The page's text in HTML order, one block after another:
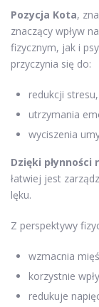
Pozycja Kota,
znaczący wpływ
fizycznym, jak i
przyczynia się do:
redukcji stresu,
utrzymania
wyciszenia
Dzięki
łatwiej jest
lęku.
Z perspektywy
wzmacnia
korzystnie
redukuje